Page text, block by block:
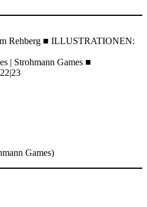
Rehberg ■ ILLUSTRATIONEN:
| Strohmann Games ■
Games)